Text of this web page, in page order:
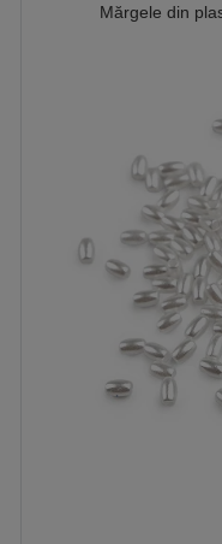
Mărgele din